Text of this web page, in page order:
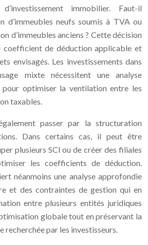
immobilier. Faut-il
d’immeubles neufs soumis à TVA ou
d’immeubles anciens ? Cette décision
coefficient de déduction applicable et
envisagés. Les investissements dans
mixte nécessitent une analyse
optimiser la ventilation entre les
taxables.
passer par la structuration
Dans certains cas, il peut être
plusieurs SCI ou de créer des filiales
les coefficients de déduction.
néanmoins une analyse approfondie
et des contraintes de gestion qui en
entre plusieurs entités juridiques
globale tout en préservant la
par les investisseurs.